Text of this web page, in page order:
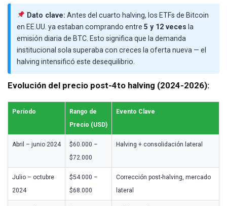
Dato clave: Antes del cuarto halving, los ETFs de Bitcoin
en EE.UU. ya estaban comprando entre 5 y 12 veces la
emisión diaria de BTC. Esto significa que la demanda
institucional sola superaba con creces la oferta nueva — el
halving intensificó este desequilibrio.
Evolución del precio post-4to halving (2024-2026):
Período
Rango de
Precio (USD)
Evento Clave
Abril – junio 2024
$60.000 –
$72.000
Halving + consolidación lateral
Julio – octubre
2024
$54.000 –
$68.000
Corrección post-halving, mercado
lateral